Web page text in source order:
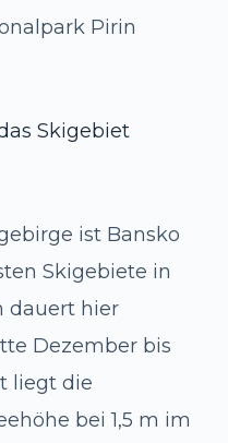
Pirin
Skigebiet
ist Bansko
Skigebiete in
dauert hier
Dezember bis
liegt die
bei 1,5 m im